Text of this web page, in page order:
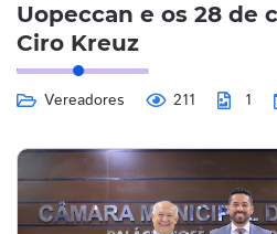
Uopeccan e os 28 de
Ciro Kreuz
Vereadores 211 1